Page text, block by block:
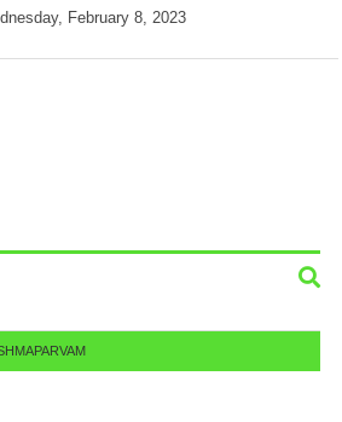
February 8, 2023